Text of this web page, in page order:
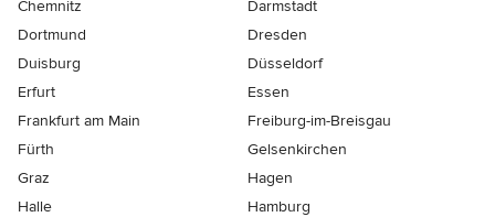
Chemnitz
Darmstadt
Dortmund
Dresden
Duisburg
Düsseldorf
Erfurt
Essen
Frankfurt am Main
Freiburg-im-Breisgau
Fürth
Gelsenkirchen
Graz
Hagen
Halle
Hamburg